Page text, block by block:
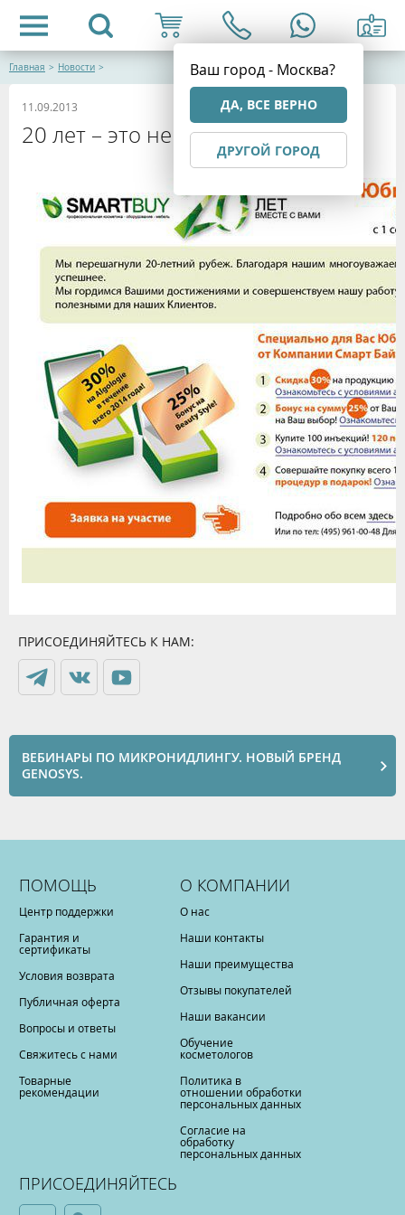
Ваш город - Москва?
ДА, ВСЕ ВЕРНО
ДРУГОЙ ГОРОД
Главная > Новости >
11.09.2013
20 лет – это не мало
ПРИСОЕДИНЯЙТЕСЬ К НАМ:
ВЕБИНАРЫ ПО МИКРОНИДЛИНГУ. НОВЫЙ БРЕНД
GENOSYS.
ПОМОЩЬ
Центр поддержки
Гарантия и
сертификаты
Условия возврата
Публичная оферта
Вопросы и ответы
Свяжитесь с нами
Товарные
рекомендации
О КОМПАНИИ
О нас
Наши контакты
Наши преимущества
Отзывы покупателей
Наши вакансии
Обучение
косметологов
Политика в
отношении обработки
персональных данных
Согласие на
обработку
персональных данных
ПРИСОЕДИНЯЙТЕСЬ